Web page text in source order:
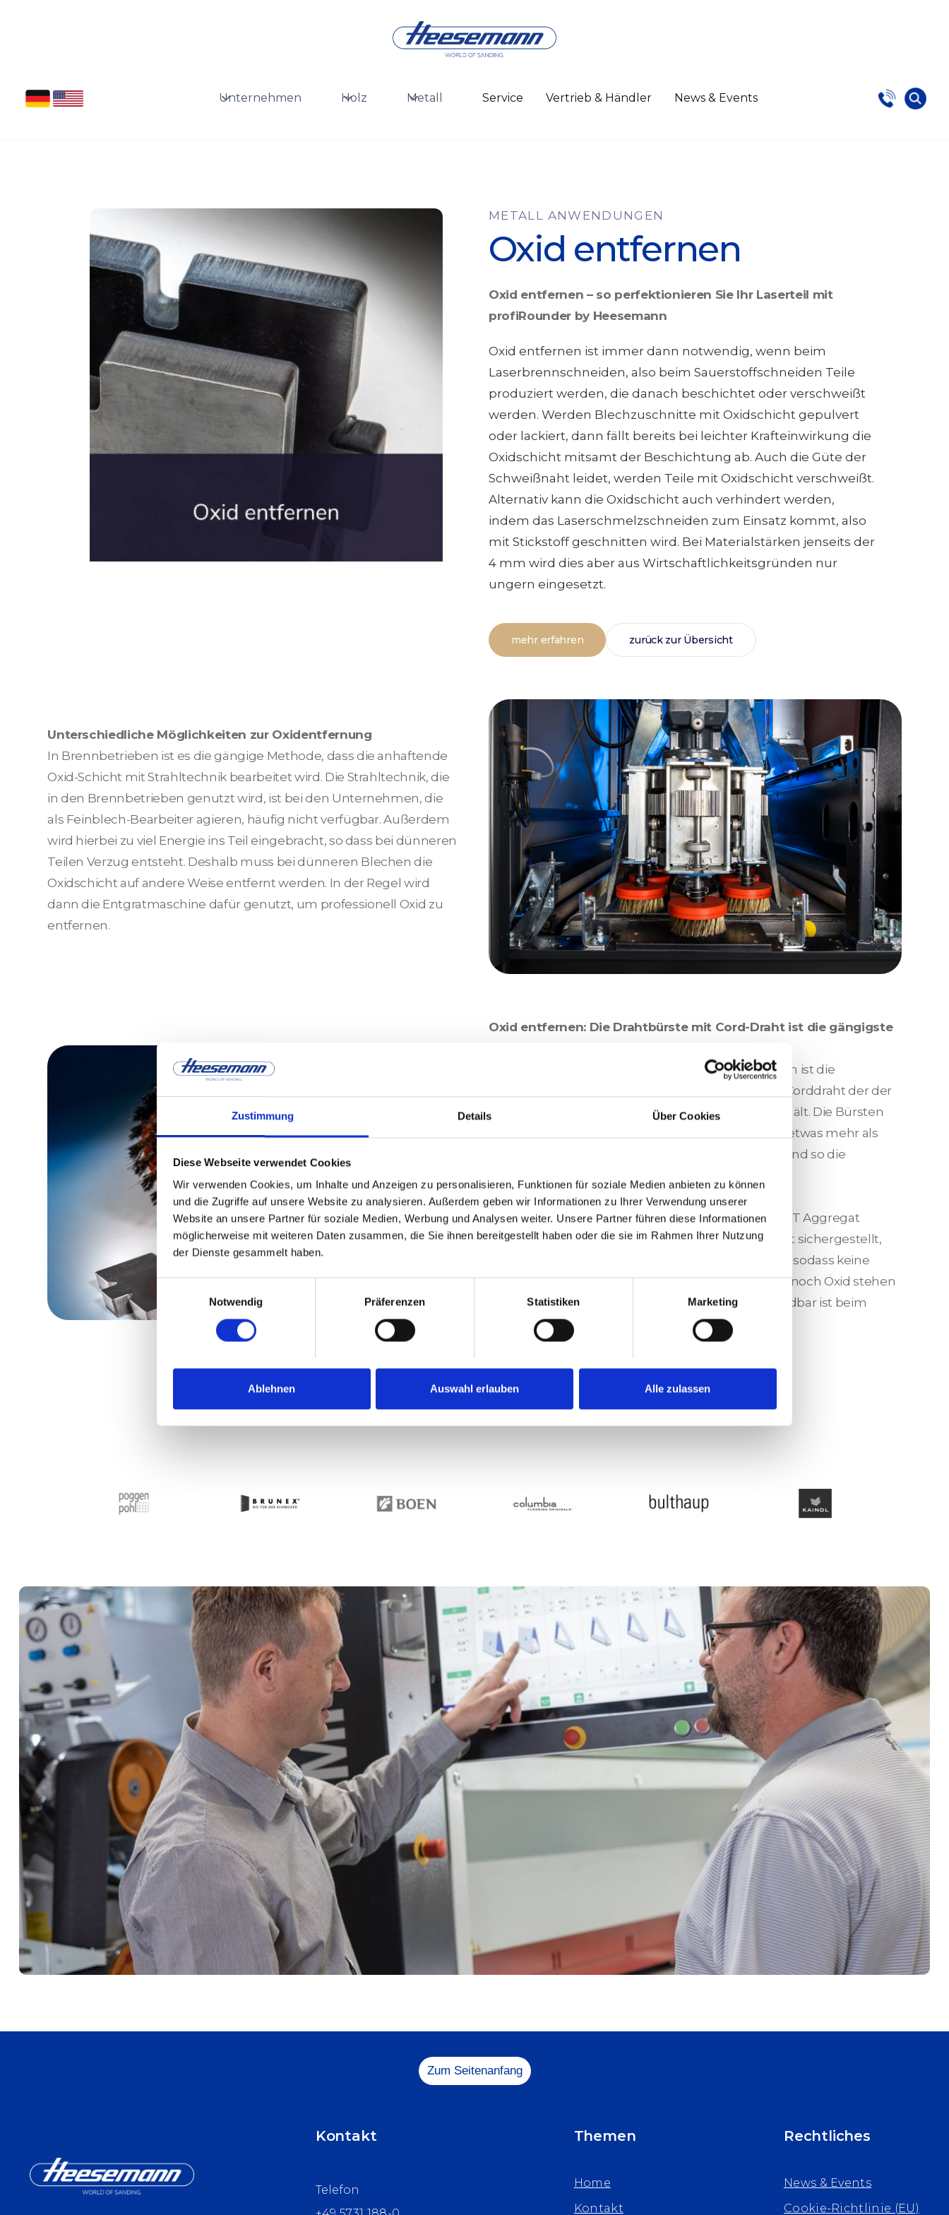
Zustimmung Details Über Cookies
Diese Webseite verwendet Cookies
Wir verwenden Cookies, um Inhalte und Anzeigen zu personalisieren, Funktionen für soziale Medien anbieten zu können
und die Zugriffe auf unsere Website zu analysieren. Außerdem geben wir Informationen zu Ihrer Verwendung unserer
Website an unsere Partner für soziale Medien, Werbung und Analysen weiter. Unsere Partner führen diese Informationen
möglicherweise mit weiteren Daten zusammen, die Sie ihnen bereitgestellt haben oder die sie im Rahmen Ihrer Nutzung
der Dienste gesammelt haben.
Notwendig
Präferenzen Statistiken Marketing
Ablehnen Auswahl erlauben Alle zulassen
Unternehmen Holz Metall Service Vertrieb & Händler News & Events
METALL ANWENDUNGEN
Oxid entfernen
Oxid entfernen – so perfektionieren Sie Ihr Laserteil mit
profiRounder by Heesemann
Oxid entfernen ist immer dann notwendig, wenn beim
Laserbrennschneiden, also beim Sauerstoffschneiden Teile
produziert werden, die danach beschichtet oder verschweißt
werden. Werden Blechzuschnitte mit Oxidschicht gepulvert
oder lackiert, dann fällt bereits bei leichter Krafteinwirkung die
Oxidschicht mitsamt der Beschichtung ab. Auch die Güte der
Schweißnaht leidet, werden Teile mit Oxidschicht verschweißt.
Alternativ kann die Oxidschicht auch verhindert werden,
indem das Laserschmelzschneiden zum Einsatz kommt, also
mit Stickstoff geschnitten wird. Bei Materialstärken jenseits der
4 mm wird dies aber aus Wirtschaftlichkeitsgründen nur
ungern eingesetzt.
mehr erfahren zurück zur Übersicht
Unterschiedliche Möglichkeiten zur Oxidentfernung
In Brennbetrieben ist es die gängige Methode, dass die anhaftende
Oxid-Schicht mit Strahltechnik bearbeitet wird. Die Strahltechnik, die
in den Brennbetrieben genutzt wird, ist bei den Unternehmen, die
als Feinblech-Bearbeiter agieren, häufig nicht verfügbar. Außerdem
wird hierbei zu viel Energie ins Teil eingebracht, so dass bei dünneren
Teilen Verzug entsteht. Deshalb muss bei dünneren Blechen die
Oxidschicht auf andere Weise entfernt werden. In der Regel wird
dann die Entgratmaschine dafür genutzt, um professionell Oxid zu
entfernen.
Oxid entfernen: Die Drahtbürste mit Cord-Draht ist die gängigste
Das gebräuchlichste Werkzeug zum Oxid entfernen ist die
Tellerbürste mit Drahtbesatz. Eingesetzt wird hier Corddraht der der
Wechselbiegebelastung entsprechend gut standhält. Die Bürsten
werden hierbei in der Höhe so eingestellt, dass sie etwas mehr als
50% der Werkstückstärke ins Material eintauchen und so die
Bei Heesemann wird dieses Werkzeug auf dem RUT Aggregat
eingesetzt. Durch die KinematIQ des Aggregates ist sichergestellt,
dass alle Kanten gleich intensiv bearbeitet werden, sodass keine
„Schattenstellen“ entstehen, an denen dann doch noch Oxid stehen
bleibt, wie dies bei verfahrensbedingt nicht vermeidbar ist beim
Querbürsten und bei Planetenaggregaten.
Zum Seitenanfang
Kontakt
Telefon
Themen
Home
Kontakt
Rechtliches
News & Events
Cookie-Richtlinie (EU)